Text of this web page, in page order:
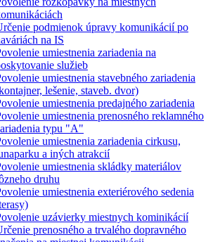
podmienok úpravy komunikácií po
na IS
umiestnenia zariadenia na
služieb
umiestnenia stavebného zariadenia
lešenie, staveb. dvor)
umiestnenia predajného zariadenia
umiestnenia prenosného reklamného
typu "A"
umiestnenia zariadenia cirkusu,
a iných atrakcií
umiestnenia skládky materiálov
druhu
umiestnenia exteriérového sedenia
uzávierky miestnych kominikácií
prenosného a trvalého dopravného